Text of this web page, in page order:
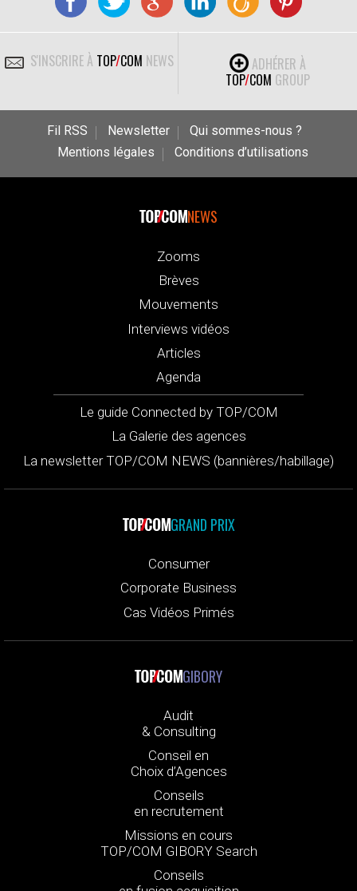
S'INSCRIRE À TOP/COM NEWS
ADHÉRER À
TOP/COM GROUP
Fil RSS Newsletter
Qui sommes-nous ?
Mentions légales
Conditions d’utilisations
NEWS
Zooms
Brèves
Mouvements
Interviews vidéos
Articles
Agenda
Le guide Connected by TOP/COM
La Galerie des agences
La newsletter TOP/COM NEWS (bannières/habillage)
GRAND PRIX
Consumer
Corporate Business
Cas Vidéos Primés
GIBORY
Audit
& Consulting
Conseil en
Choix d’Agences
Conseils
en recrutement
Missions en cours
TOP/COM GIBORY Search
Conseils